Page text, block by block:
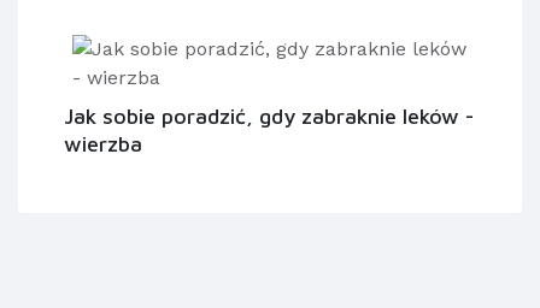
Jak sobie poradzić, gdy zabraknie leków -
wierzba